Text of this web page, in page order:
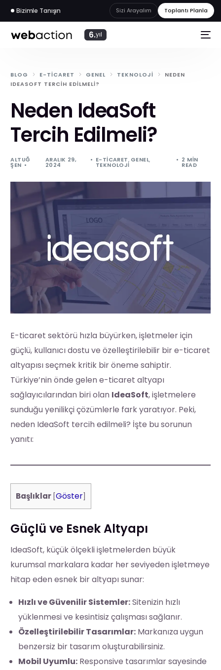
Bizimle Tanışın Sizi Arayalım Toplantı Planla
6.yıl
BLOG E-TICARET GENEL TEKNOLOJI
NEDEN
IDEASOFT TERCIH EDILMELI?
Neden IdeaSoft
Tercih Edilmeli?
ALTUĞ
ŞEN
ARALIK 29,
2024
E-TICARET, GENEL,
TEKNOLOJI
2 MIN
READ
E-ticaret sektörü hızla büyürken, işletmeler için
güçlü, kullanıcı dostu ve özelleştirilebilir bir e-ticaret
altyapısı seçmek kritik bir öneme sahiptir.
Türkiye’nin önde gelen e-ticaret altyapı
sağlayıcılarından biri olan IdeaSoft, işletmelere
sunduğu yenilikçi çözümlerle fark yaratıyor. Peki,
neden IdeaSoft tercih edilmeli? İşte bu sorunun
yanıtı:
Başlıklar [Göster
Güçlü ve Esnek Altyapı
IdeaSoft, küçük ölçekli işletmelerden büyük
kurumsal markalara kadar her seviyeden işletmeye
hitap eden esnek bir altyapı sunar:
Hızlı ve Güvenilir Sistemler:Sitenizin hızlı
yüklenmesi ve kesintisiz çalışması sağlanır.
Özelleştirilebilir Tasarımlar: Markanıza uygun
benzersiz bir tasarım oluşturabilirsiniz.
Mobil Uyumlu: Responsive tasarımlar sayesinde